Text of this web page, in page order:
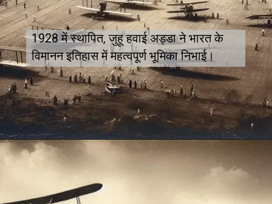
1928 में स्थापित, जुहू हवाई अड्डा ने भारत के
विमानन इतिहास में महत्वपूर्ण भूमिका निभाई।